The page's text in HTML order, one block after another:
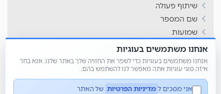
שיתוף פעולה
שם המספר
שמועות
תחילת שנה
תכנון וארגון
תפזורת
תשבצים
אנחנו משתמשים בעוגיות
אנחנו משתמשים בעוגיות כדי לשפר את החוויה שלך באתר שלנו. אנא בחר
איזה סוגי עוגיות אתה מאפשר לנו להשתמש בהם.
אני מסכים ל מדיניות הפרטיות של האתר